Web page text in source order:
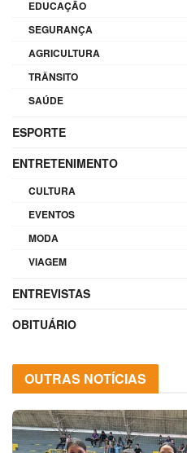
EDUCAÇÃO
SEGURANÇA
AGRICULTURA
TRÂNSITO
SAÚDE
ESPORTE
ENTRETENIMENTO
CULTURA
EVENTOS
MODA
VIAGEM
ENTREVISTAS
OBITUÁRIO
OUTRAS NOTÍCIAS